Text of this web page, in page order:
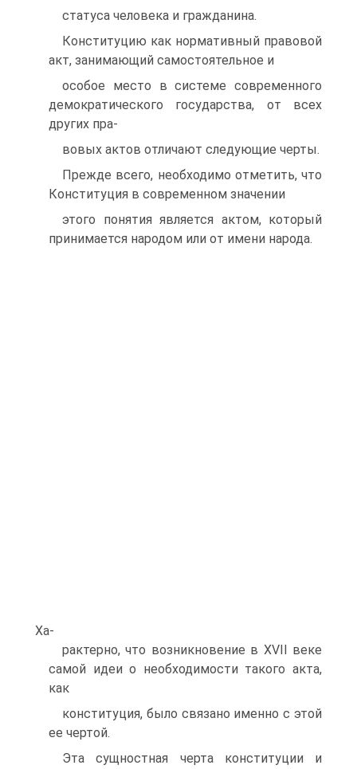
статуса человека и гражданина.
Конституцию как нормативный правовой
акт, занимающий самостоятельное и
особое место в системе современного
демократического государства, от всех
других пра-
вовых актов отличают следующие черты.
Прежде всего, необходимо отметить, что
Конституция в современном значении
этого понятия является актом, который
принимается народом или от имени народа.
Ха-
рактерно, что возникновение в XVII веке
самой идеи о необходимости такого акта,
как
конституция, было связано именно с этой
ее чертой.
Эта сущностная черта конституции и